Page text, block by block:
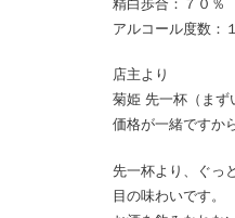
精白歩合：７０％
アルコール度数：
店主より
菊姫 先一杯（まず
価格が一緒ですか
先一杯より、ぐっ
目の味わいです。